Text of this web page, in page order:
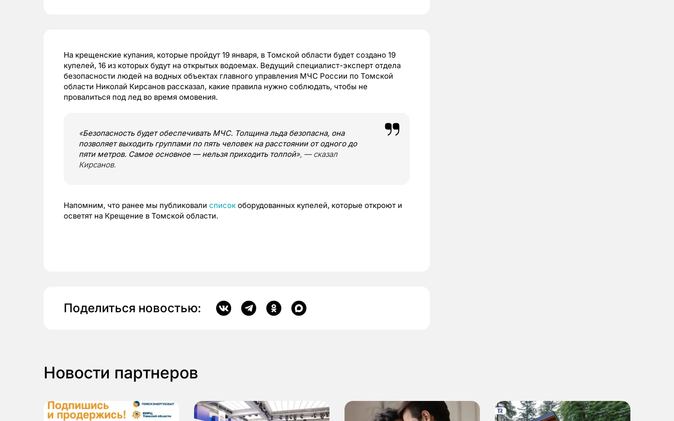
На крещенские купания, которые пройдут 19 января, в Томской области будет создано 19
купелей, 16 из которых будут на открытых водоемах. Ведущий специалист-эксперт отдела
безопасности людей на водных объектах главного управления МЧС России по Томской
области Николай Кирсанов рассказал, какие правила нужно соблюдать, чтобы не
провалиться под лед во время омовения.
«Безопасность будет обеспечивать МЧС. Толщина льда безопасна, она
позволяет выходить группами по пять человек на расстоянии от одного до
пяти метров. Самое основное — нельзя приходить толпой», — сказал
Кирсанов.
Напомним, что ранее мы публиковали список оборудованных купелей, которые откроют и
осветят на Крещение в Томской области.
Поделиться новостью:
Новости партнеров